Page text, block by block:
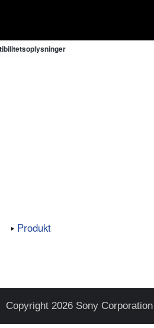
Produkt
Copyright 2026 Sony Corporation